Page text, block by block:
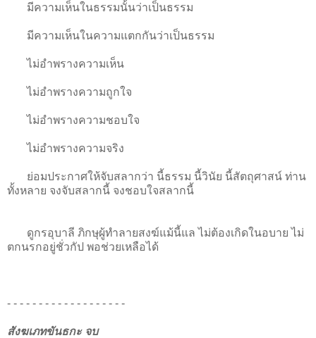
มีความเห็นในธรรมนั้นว่าเป็นธรรม
มีความเห็นในความแตกกันว่าเป็นธรรม
ไม่อำพรางความเห็น
ไม่อำพรางความถูกใจ
ไม่อำพรางความชอบใจ
ไม่อำพรางความจริง
ย่อมประกาศให้จับสลากว่า นี้ธรรม นี้วินัย นี้สัตถุศาสน์ ท่าน
ทั้งหลาย จงจับสลากนี้ จงชอบใจสลากนี้
ดูกรอุบาลี ภิกษุผู้ทำลายสงฆ์แม้นี้แล ไม่ต้องเกิดในอบาย ไม่
ตกนรกอยู่ชั่วกัป พอช่วยเหลือได้
- - - - - - - - - - - - - - - - - - -
สังฆเภทขันธกะ จบ